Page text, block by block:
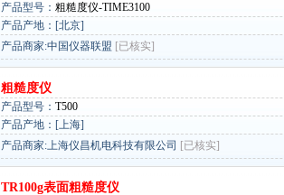
产品型号： 粗糙度仪-TIME3100
产品产地：[北京]
产品商家:中国仪器联盟 [已核实]
粗糙度仪
产品型号： T500
产品产地：[上海]
产品商家:上海仪昌机电科技有限公司 [已核实]
TR100g表面粗糙度仪